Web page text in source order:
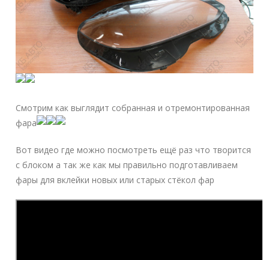
Смотрим как выглядит собранная и отремонтированная
фара
Вот видео где можно посмотреть ещё раз что творится
с блоком а так же как мы правильно подготавливаем
фары для вклейки новых или старых стёкол фар